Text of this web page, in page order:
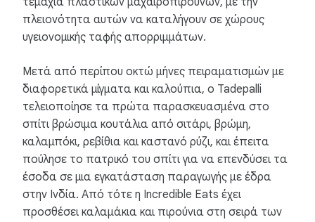
πλειονότητα αυτών να καταλήγουν σε χώρους
υγειονομικής ταφής απορριμμάτων.
Μετά από περίπου οκτώ μήνες πειραματισμών με
διαφορετικά μίγματα και καλούπια, ο Tadepalli
τελειοποίησε τα πρώτα παρασκευασμένα στο
σπίτι βρώσιμα κουτάλια από σιτάρι, βρώμη,
καλαμπόκι, ρεβίθια και καστανό ρύζι, και έπειτα
πούλησε το πατρικό του σπίτι για να επενδύσει τα
έσοδα σε μια εγκατάσταση παραγωγής με έδρα
στην Ινδία. Από τότε η Incredible Eats έχει
προσθέσει καλαμάκια και πιρούνια στη σειρά των